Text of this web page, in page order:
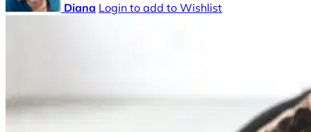
Diana Login to add to Wishlist